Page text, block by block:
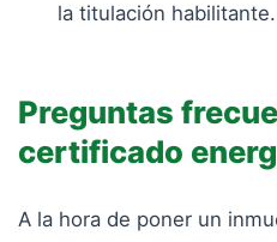
la titulación habilitante.
Preguntas
certificado
A la hora de poner un